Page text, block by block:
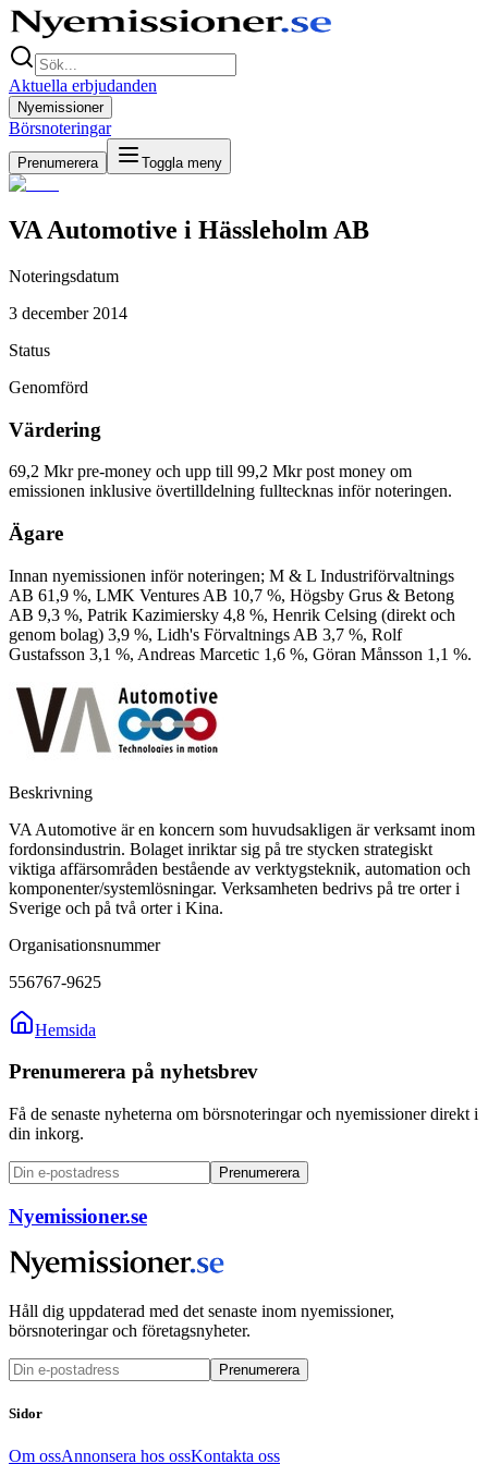
Aktuella erbjudanden
Nyemissioner
Börsnoteringar
Prenumerera Toggla meny
VA Automotive i Hässleholm AB
Noteringsdatum
3 december 2014
Status
Genomförd
Värdering
69,2 Mkr pre-money och upp till 99,2 Mkr post money om
emissionen inklusive övertilldelning fulltecknas inför noteringen.
Ägare
Innan nyemissionen inför noteringen; M & L Industriförvaltnings
AB 61,9 %, LMK Ventures AB 10,7 %, Högsby Grus & Betong
AB 9,3 %, Patrik Kazimiersky 4,8 %, Henrik Celsing (direkt och
genom bolag) 3,9 %, Lidh's Förvaltnings AB 3,7 %, Rolf
Gustafsson 3,1 %, Andreas Marcetic 1,6 %, Göran Månsson 1,1 %.
Beskrivning
VA Automotive är en koncern som huvudsakligen är verksamt inom
fordonsindustrin. Bolaget inriktar sig på tre stycken strategiskt
viktiga affärsområden bestående av verktygsteknik, automation och
komponenter/systemlösningar. Verksamheten bedrivs på tre orter i
Sverige och på två orter i Kina.
Organisationsnummer
556767-9625
Hemsida
Prenumerera på nyhetsbrev
Få de senaste nyheterna om börsnoteringar och nyemissioner direkt i
din inkorg.
Prenumerera
Nyemissioner.se
Håll dig uppdaterad med det senaste inom nyemissioner,
börsnoteringar och företagsnyheter.
Prenumerera
Sidor
Om ossAnnonsera hos ossKontakta oss